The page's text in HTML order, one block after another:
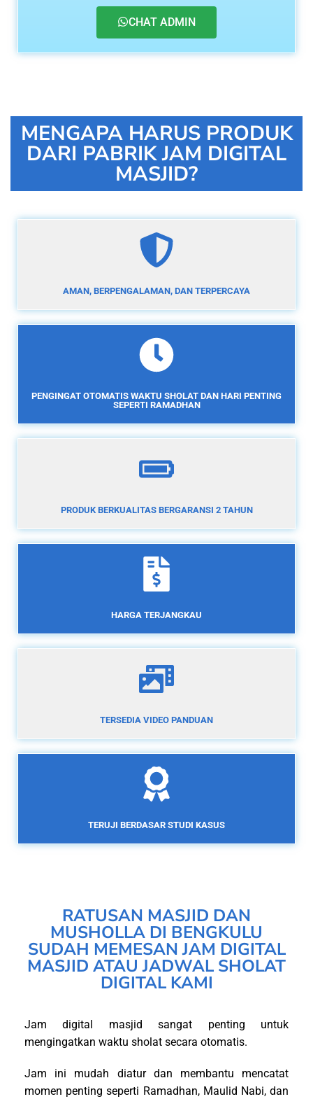
CHAT ADMIN
MENGAPA HARUS PRODUK
DARI PABRIK JAM DIGITAL
MASJID?
AMAN, BERPENGALAMAN, DAN TERPERCAYA
PENGINGAT OTOMATIS WAKTU SHOLAT DAN HARI PENTING
SEPERTI RAMADHAN
PRODUK BERKUALITAS BERGARANSI 2 TAHUN
HARGA TERJANGKAU
TERSEDIA VIDEO PANDUAN
TERUJI BERDASAR STUDI KASUS
RATUSAN MASJID DAN
MUSHOLLA DI BENGKULU
SUDAH MEMESAN JAM DIGITAL
MASJID ATAU JADWAL SHOLAT
DIGITAL KAMI
Jam digital masjid sangat penting untuk
mengingatkan waktu sholat secara otomatis.
Jam ini mudah diatur dan membantu mencatat
momen penting seperti Ramadhan, Maulid Nabi, dan